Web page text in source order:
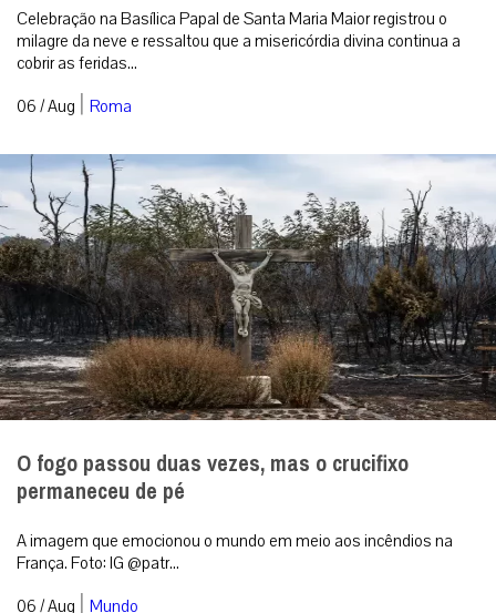
Celebração na Basílica Papal de Santa Maria Maior registrou o
milagre da neve e ressaltou que a misericórdia divina continua a
cobrir as feridas...
06 / Aug | Roma
O fogo passou duas vezes, mas o crucifixo
permaneceu de pé
A imagem que emocionou o mundo em meio aos incêndios na
França. Foto: IG @patr...
06 / Aug | Mundo